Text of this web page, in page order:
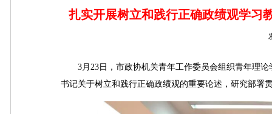
扎实开展树立和践行正确政绩观学习
3月23日，市政协机关青年工作委员会组织青年理论
书记关于树立和践行正确政绩观的重要论述，研究部署